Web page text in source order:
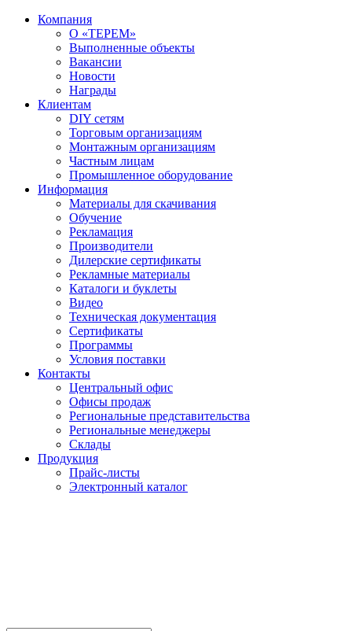
Компания
О «ТЕРЕМ»
Выполненные объекты
Вакансии
Новости
Награды
Клиентам
DIY сетям
Торговым организациям
Монтажным организациям
Частным лицам
Промышленное оборудование
Информация
Материалы для скачивания
Обучение
Рекламация
Производители
Дилерские сертификаты
Рекламные материалы
Каталоги и буклеты
Видео
Техническая документация
Сертификаты
Программы
Условия поставки
Контакты
Центральный офис
Офисы продаж
Региональные представительства
Региональные менеджеры
Склады
Продукция
Прайс-листы
Электронный каталог